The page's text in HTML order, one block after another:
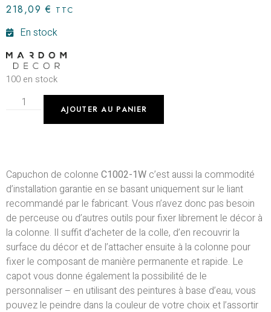
218,09€ TTC
En stock
100 en stock
AJOUTER AU PANIER
Capuchon de colonne C1002-1W c’est aussi la commodité
d’installation garantie en se basant uniquement sur le liant
recommandé par le fabricant. Vous n’avez donc pas besoin
de perceuse ou d’autres outils pour fixer librement le décor à
la colonne. Il suffit d’acheter de la colle, d’en recouvrir la
surface du décor et de l’attacher ensuite à la colonne pour
fixer le composant de manière permanente et rapide. Le
capot vous donne également la possibilité de le
personnaliser – en utilisant des peintures à base d’eau, vous
pouvez le peindre dans la couleur de votre choix et l’assortir